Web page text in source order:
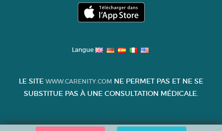
Langue
LE SITE WWW.CARENITY.COM NE PERMET PAS ET NE SE
SUBSTITUE PAS À UNE CONSULTATION MÉDICALE.